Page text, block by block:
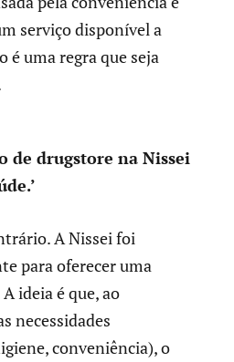
serviço disponível a
é uma regra que seja
de drugstore na Nissei
A Nissei foi
para oferecer uma
ideia é que, ao
necessidades
conveniência), o